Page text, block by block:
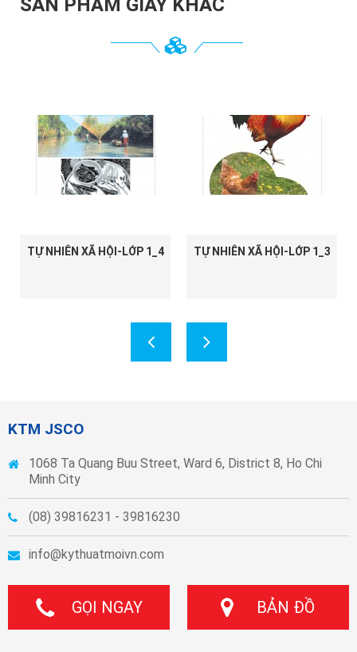
SẢN PHẨM GIẤY KHÁC
TỰ NHIÊN XÃ HỘI-LỚP 1_4 TỰ NHIÊN XÃ HỘI-LỚP 1_3
KTM JSCO
1068 Ta Quang Buu Street, Ward 6, District 8, Ho Chi
Minh City
(08) 39816231 - 39816230
info@kythuatmoivn.com
GỌI NGAY BẢN ĐỒ